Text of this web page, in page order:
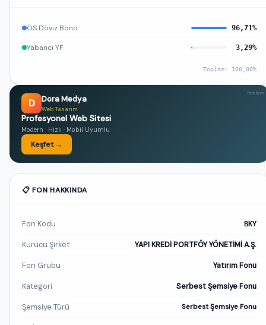
ÖS Döviz Bono 96,71%
Yabancı YF 3,29%
Toplam: 100,00%
D Dora Medya
Web Tasarım
Profesyonel Web Sitesi
Modern · Hızlı · Mobil Uyumlu
Keşfet →
Reklam
📋 FON HAKKINDA
Fon Kodu BKY
Kurucu Şirket YAPI KREDİ PORTFÖY YÖNETİMİ A.Ş.
Fon Grubu Yatırım Fonu
Kategori Serbest Şemsiye Fonu
Şemsiye Türü Serbest Şemsiye Fonu